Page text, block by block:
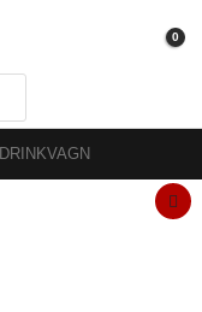
0
DRINKVAGN